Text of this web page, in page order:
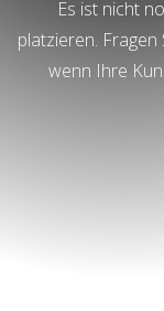
Es ist nicht
platzieren.
wenn Ihre